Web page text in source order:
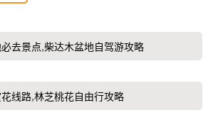
去景点,柴达木盆地自驾游攻略
线路,林芝桃花自由行攻略